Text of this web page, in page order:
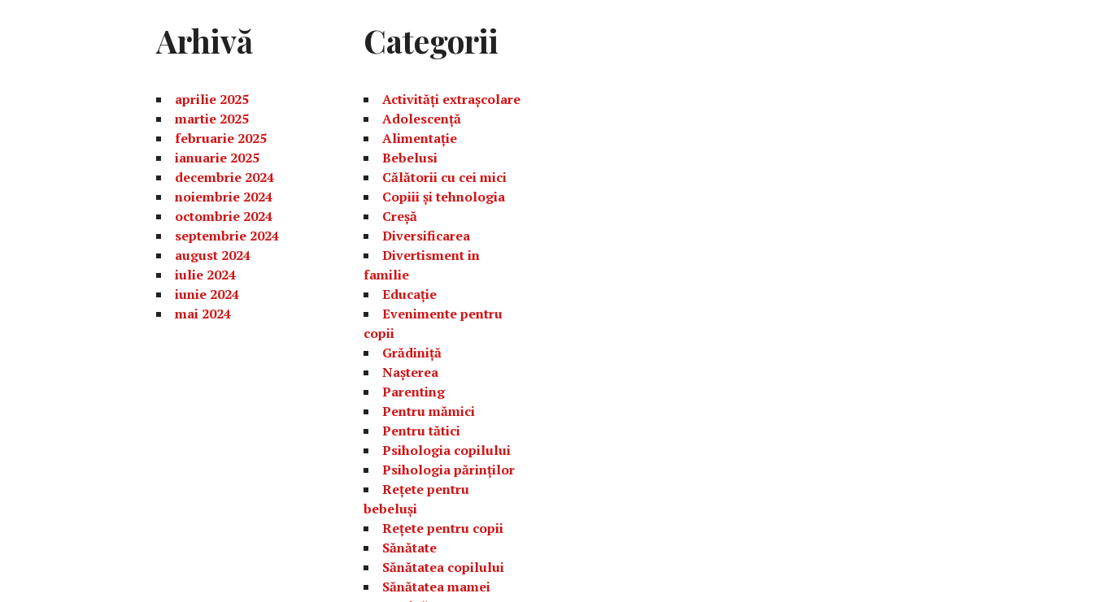
Arhivă
aprilie 2025
martie 2025
februarie 2025
ianuarie 2025
decembrie 2024
noiembrie 2024
octombrie 2024
septembrie 2024
august 2024
iulie 2024
iunie 2024
mai 2024
Categorii
Activități extrașcolare
Adolescență
Alimentație
Bebelusi
Călătorii cu cei mici
Copiii și tehnologia
Creșă
Diversificarea
Divertisment in
familie
Educație
Evenimente pentru
copii
Grădiniță
Nașterea
Parenting
Pentru mămici
Pentru tătici
Psihologia copilului
Psihologia părinților
Rețete pentru
bebeluși
Rețete pentru copii
Sănătate
Sănătatea copilului
Sănătatea mamei